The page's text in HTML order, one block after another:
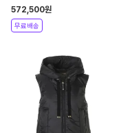
9296014506 051
572,500원
무료배송